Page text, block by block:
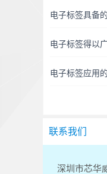
电子标签具备
电子标签得以
电子标签应用
联系我们
深圳市芯华